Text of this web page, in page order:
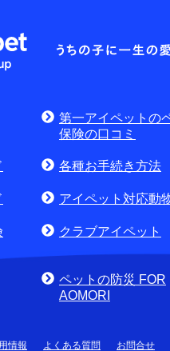
るお問合せ・資料請求)
第一アイペットの
保険の口コミ
各種お手続き方法
アイペット対応動
クラブアイペット
ペットの防災 FOR
AOMORI
情報 よくある質問 お問合せ